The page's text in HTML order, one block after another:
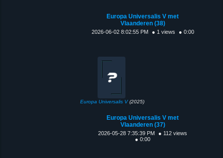
Europa Universalis V met
Vlaanderen (38)
2026-06-02 8:02:55 PM ● 1 views ● 0:00
Europa Universalis V(2025)
Europa Universalis V met
Vlaanderen (37)
2026-05-28 7:35:39 PM
● 112 views
● 0:00